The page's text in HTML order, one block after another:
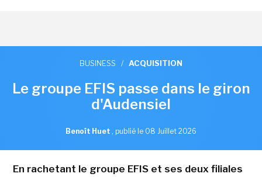
BUSINESS / ACQUISITION
Le groupe EFIS passe dans le giron
d'Audensiel
Benoît Huet , publié le 08 Juillet 2026
En rachetant le groupe EFIS et ses deux filiales